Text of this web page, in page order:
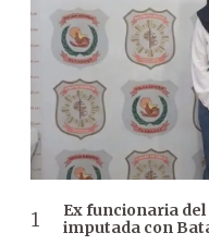
Ex funcionaria
imputada con